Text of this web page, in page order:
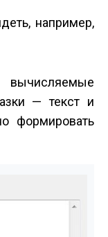
например,
— текст и
формировать